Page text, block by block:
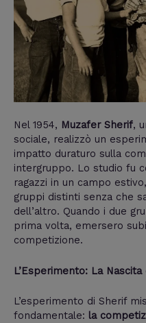
Nel 1954, Muzafer Sherif,
sociale, realizzò un
impatto duraturo sulla
intergruppo. Lo studio fu
ragazzi in un campo
gruppi distinti senza che
dell’altro. Quando i due
prima volta, emersero
competizione.
L’Esperimento: La
L’esperimento di Sherif
fondamentale: la